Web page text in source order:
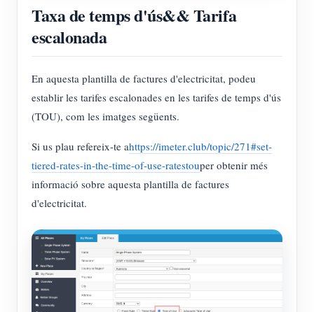
Taxa de temps d'ús&& Tarifa
escalonada
En aquesta plantilla de factures d'electricitat, podeu
establir les tarifes escalonades en les tarifes de temps d'ús
(TOU), com les imatges següents.
Si us plau refereix-te ahttps://imeter.club/topic/271#set-
tiered-rates-in-the-time-of-use-ratestouper obtenir més
informació sobre aquesta plantilla de factures
d'electricitat.